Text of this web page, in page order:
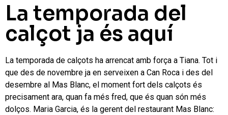
La temporada del
calçot ja és aquí
La temporada de calçots ha arrencat amb força a Tiana. Tot i
que des de novembre ja en serveixen a Can Roca i des del
desembre al Mas Blanc, el moment fort dels calçots és
precisament ara, quan fa més fred, que és quan són més
dolços. Maria Garcia, és la gerent del restaurant Mas Blanc: